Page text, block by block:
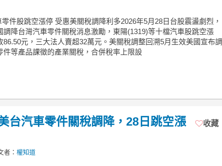
件股跳空漲停 受惠美關稅調降利多2026年5月28日台股震盪劇烈，
調降台灣汽車零件關稅消息激勵，東陽(1319)等十檔汽車股跳空漲
86.50元，三大法人賣超32萬元。美關稅調整回溯5月生效美國宣布調
件等產品課徵的產業關稅，合併稅率上限設
台汽車零件關稅調降，28日跳空漲
者： 權知道
收藏